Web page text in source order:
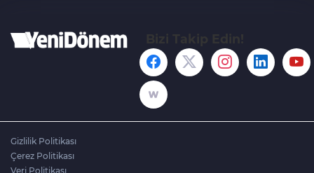
Gizlilik Politikası
Çerez Politikası
Veri Politikası